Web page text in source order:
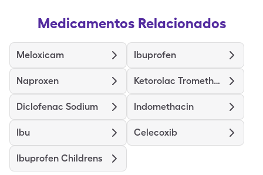
Medicamentos Relacionados
Meloxicam Ibuprofen
Naproxen Ketorolac Tromethamine
Diclofenac Sodium Indomethacin
Ibu Celecoxib
Ibuprofen Childrens